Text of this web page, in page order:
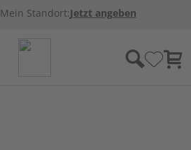
Mein Standort:Jetzt angeben